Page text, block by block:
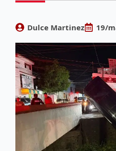
Dulce Martinez 19/